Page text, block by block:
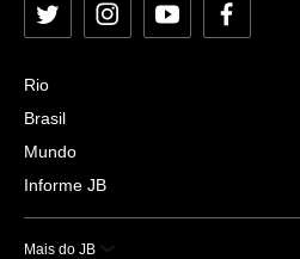
Twitter InstagramYouTubeFacebook
Rio
Brasil
Mundo
Informe JB
Mais do JB